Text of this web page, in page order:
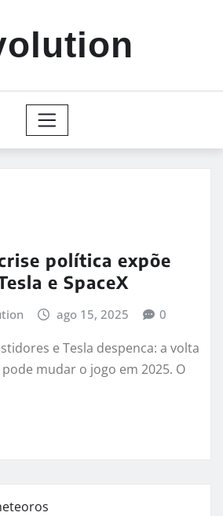
política expõe
e SpaceX
ago 15, 2025 0
e Tesla despenca: a volta
mudar o jogo em 2025. O